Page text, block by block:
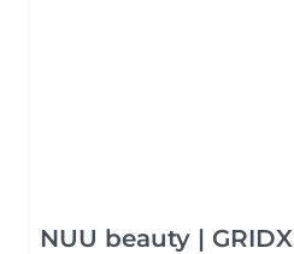
NUU beauty | GRIDX